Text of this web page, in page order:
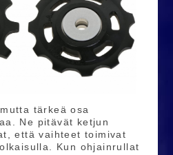
tärkeä osa
Ne pitävät ketjun
että vaihteet toimivat
Kun ohjainrullat